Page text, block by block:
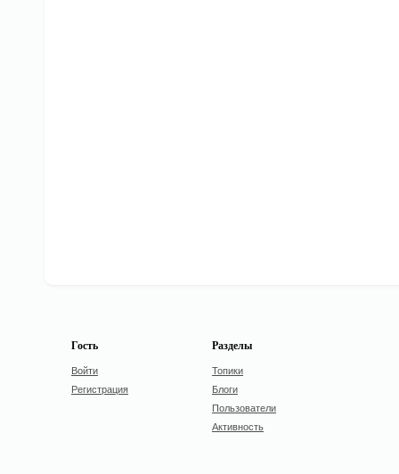
Гость
Войти
Регистрация
Разделы
Топики
Блоги
Пользователи
Активность